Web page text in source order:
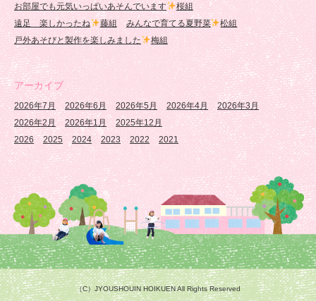
お部屋でも元気いっぱいあそんでいます
桜組
遠足 楽しかったね
藤組 みんなで育てる夏野菜
松組
戸外あそびと製作を楽しみました
梅組
アーカイブ
2026年7月 2026年6月 2026年5月 2026年4月
2026年3月
2026年2月
2026年1月
2025年12月
2026
2025 2024 2023 2022 2021
（C）JYOUSHOUIN HOIKUEN All Rights Reserved